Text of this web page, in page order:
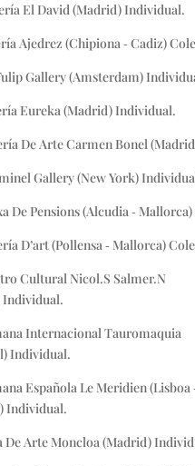
El David (Madrid) Individual.
Ajedrez (Chipiona ‐ Cadiz)
Gallery (Amsterdam)
Eureka (Madrid) Individual.
De Arte Carmen Bonel
Gallery (New York)
De Pensions (Alcudia ‐
D’art (Pollensa ‐ Mallorca)
Cultural Nicol.S Salmer.N
Internacional Tauromaquia
Individual.
Española Le Meridien (Lisboa
Individual.
De Arte Moncloa (Madrid)